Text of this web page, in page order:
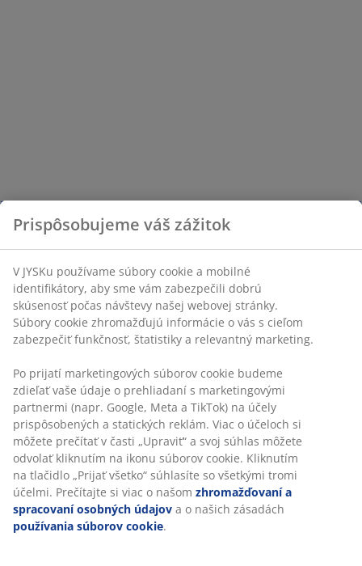
Prispôsobujeme váš zážitok
V JYSKu používame súbory cookie a mobilné
identifikátory, aby sme vám zabezpečili dobrú
skúsenosť počas návštevy našej webovej stránky.
Súbory cookie zhromažďujú informácie o vás s cieľom
zabezpečiť funkčnosť, štatistiky a relevantný marketing.
Po prijatí marketingových súborov cookie budeme
zdieľať vaše údaje o prehliadaní s marketingovými
partnermi (napr. Google, Meta a TikTok) na účely
prispôsobených a statických reklám. Viac o účeloch si
môžete prečítať v časti „Upraviť“ a svoj súhlas môžete
odvolať kliknutím na ikonu súborov cookie. Kliknutím
na tlačidlo „Prijať všetko“ súhlasíte so všetkými tromi
účelmi. Prečítajte si viac o našom zhromažďovaní a
spracovaní osobných údajov a o našich zásadách
používania súborov cookie.